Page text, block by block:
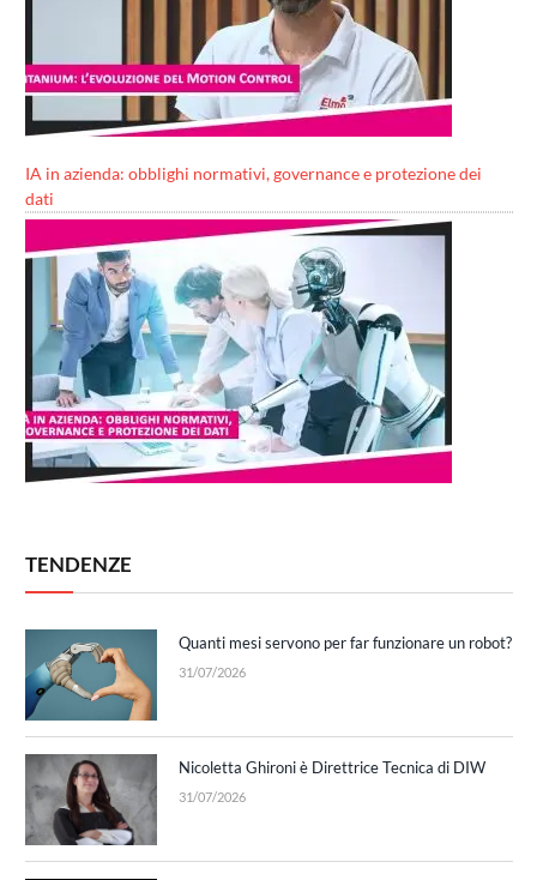
IA in azienda: obblighi normativi, governance e protezione dei
dati
TENDENZE
Quanti mesi servono per far funzionare un robot?
31/07/2026
Nicoletta Ghironi è Direttrice Tecnica di DIW
31/07/2026